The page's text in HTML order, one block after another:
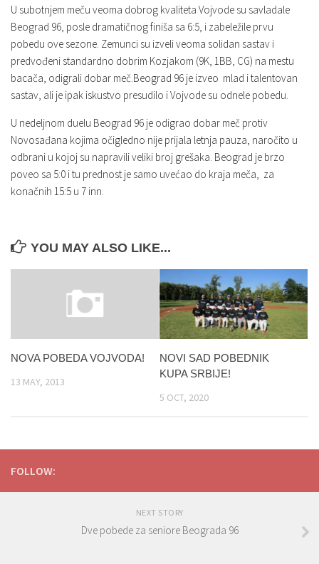
Kontakt
U subotnjem meču veoma dobrog kvaliteta Vojvode su savladale
Beograd 96, posle dramatičnog finiša sa 6:5, i zabeležile prvu
pobedu ove sezone. Zemunci su izveli veoma solidan sastav i
predvođeni standardno dobrim Kozjakom (9K, 1BB, CG) na mestu
bacača, odigrali dobar meč.Beograd 96 je izveo mlad i talentovan
sastav, ali je ipak iskustvo presudilo i Vojvode su odnele pobedu.
U nedeljnom duelu Beograd 96 je odigrao dobar meč protiv
Novosađana kojima očigledno nije prijala letnja pauza, naročito u
odbrani u kojoj su napravili veliki broj grešaka. Beograd je brzo
poveo sa 5:0 i tu prednost je samo uvećao do kraja meča, za
konačnih 15:5 u 7 inn.
YOU MAY ALSO LIKE...
NOVA POBEDA VOJVODA!
13 MAY, 2013
NOVI SAD POBEDNIK
KUPA SRBIJE!
5 OCT, 2020
FOLLOW:
NEXT STORY
Dve pobede za seniore Beograda 96